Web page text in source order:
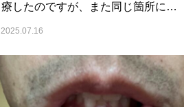
療したのですが、また同じ箇所に出
2025.07.16